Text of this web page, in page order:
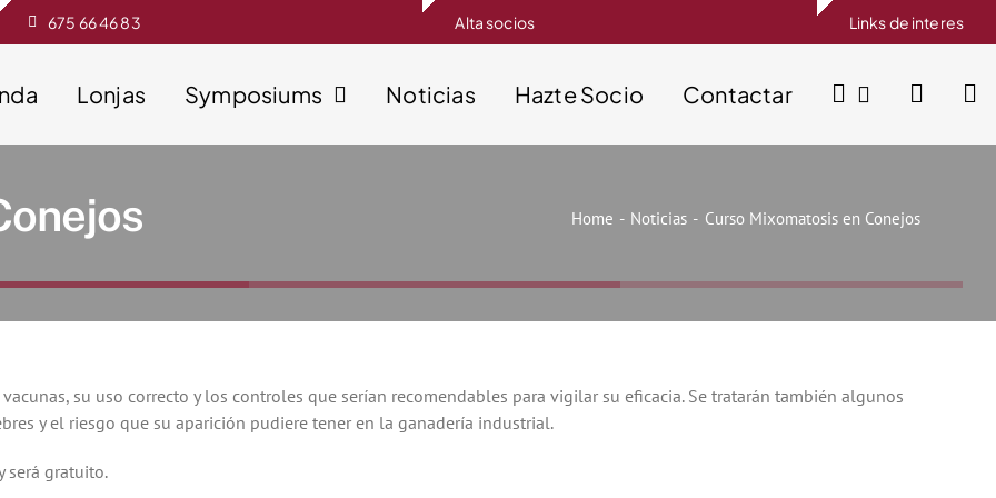
675 66 46 83 Alta socios Links de interes
Lonjas Symposiums Noticias Hazte Socio Contactar
Home Noticias Curso Mixomatosis en Conejos
su uso correcto y los controles que serían recomendables para vigilar su eficacia. Se tratarán también algunos
y el riesgo que su aparición pudiere tener en la ganadería industrial.
será gratuito.